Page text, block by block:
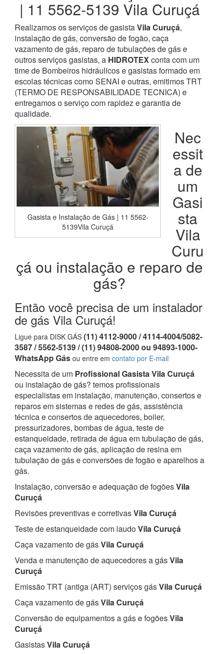
| 11 5562-5139 Vila Curuçá
Realizamos os serviços de gasistaVila Curuçá,
instalação de gás, conversão de fogão, caça
vazamento de gás, reparo de tubulações de gás e
outros serviços gasistas, a HIDROTEXconta com um
time de Bombeiros hidráulicos e gasistas formado em
escolas técnicas como SENAI e outras, emitimos TRT
(TERMO DE RESPONSABILIDADE TECNICA) e
entregamos o serviço com rapidez e garantia de
qualidade.
Gasista e Instalação de Gás | 11 5562-
5139Vila Curuçá
Nec
essit
a de
um
Gasi
sta
Vila
Curu
çá ou instalação e reparo de
gás?
Então você precisa de um instalador
de gás Vila Curuçá!
Ligue para DISK GÁS (11) 4112-9000 / 4114-4004/5082-
3587 / 5562-5139 / (11) 94808-2000 ou 94893-1000-
WhatsApp Gás ou entre em contato por E-mail
Necessita de um Profissional Gasista Vila Curuçá
ou instalação de gás? temos profissionais
especialistas em instalação, manutenção, consertos e
reparos em sistemas e redes de gás, assistência
técnica e consertos de aquecedores, boiler,
pressurizadores, bombas de água, teste de
estanqueidade, retirada de água em tubulação de gás,
caça vazamento de gás, aplicação de resina em
tubulação de gás e conversões de fogão e aparelhos a
gás.
Instalação, conversão e adequação de fogõesVila
Curuçá
Revisões preventivas e corretivasVila Curuçá
Teste de estanqueidade com laudoVila Curuçá
Caça vazamento de gásVila Curuçá
Venda e manutenção de aquecedores a gásVila
Curuçá
Emissão TRT (antiga (ART) serviços gásVila Curuçá
Caça vazamento de gásVila Curuçá
Conversão de equipamentos a gás e fogõesVila
Curuçá
GasistasVila Curuçá